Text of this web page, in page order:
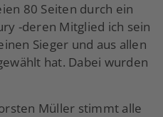
80 Seiten durch ein
-deren Mitglied ich sein
Sieger und aus allen
hat. Dabei wurden
Müller stimmt alle